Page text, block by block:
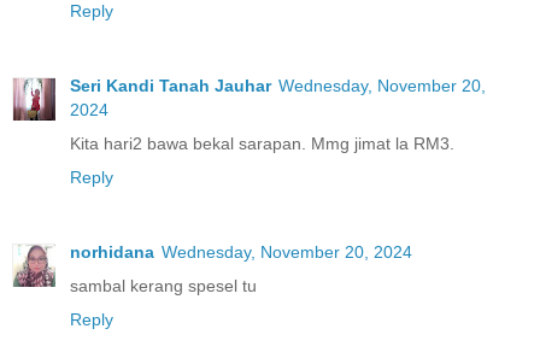
Reply
Seri Kandi Tanah Jauhar Wednesday, November 20,
2024
Kita hari2 bawa bekal sarapan. Mmg jimat la RM3.
Reply
norhidana Wednesday, November 20, 2024
sambal kerang spesel tu
Reply